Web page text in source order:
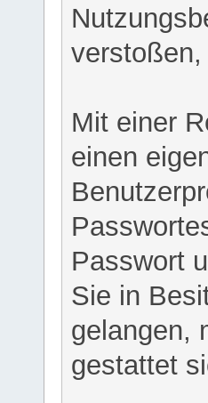
Mit einer
einen
Passwort
Sie in
gelangen,
gestattet